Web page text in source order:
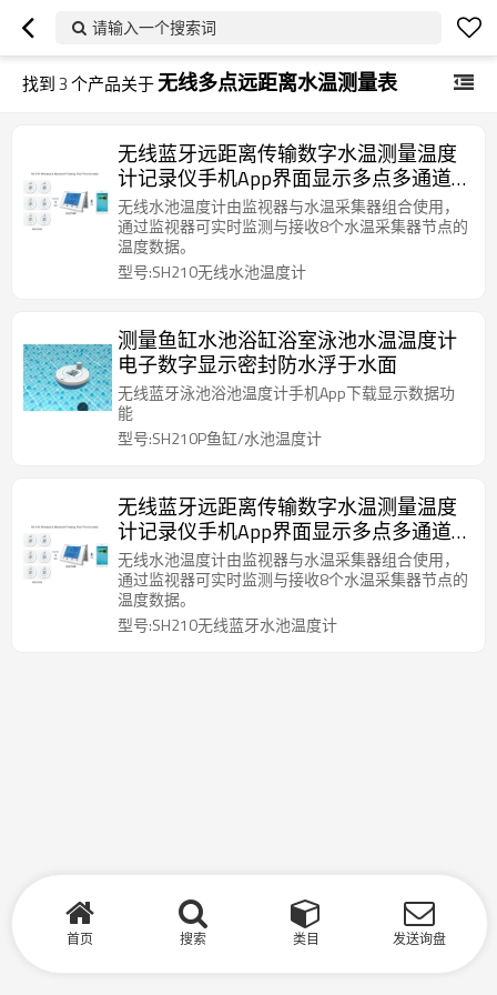
请输入一个搜索词
找到3个产品关于无线多点远距离水温测量表
无线蓝牙远距离传输数字水温测量温度
计记录仪手机App界面显示多点多通道
水温测量存储高低温预警
无线水池温度计由监视器与水温采集器组合使用，
通过监视器可实时监测与接收8个水温采集器节点的
温度数据。
型号:SH210无线水池温度计
测量鱼缸水池浴缸浴室泳池水温温度计
电子数字显示密封防水浮于水面
无线蓝牙泳池浴池温度计手机App下载显示数据功
能
型号:SH210P鱼缸/水池温度计
无线蓝牙远距离传输数字水温测量温度
计记录仪手机App界面显示多点多通道
水温测量存储高低温预警
无线水池温度计由监视器与水温采集器组合使用，
通过监视器可实时监测与接收8个水温采集器节点的
温度数据。
型号:SH210无线蓝牙水池温度计
首页 搜索 类目 发送询盘